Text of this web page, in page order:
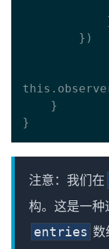
注意：我们在
构。这是一
entries